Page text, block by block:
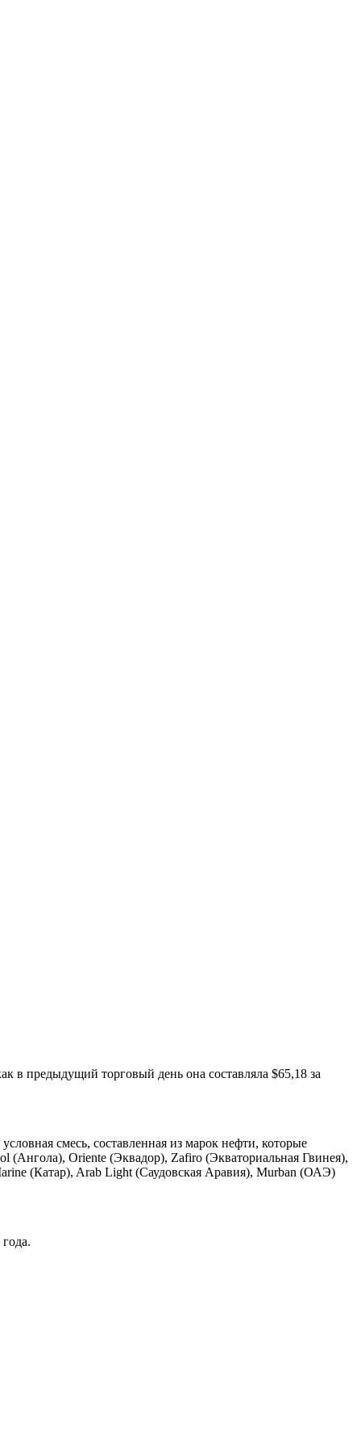
в предыдущий торговый день она составляла $65,18 за
смесь, составленная из марок нефти, которые
(Ангола), Oriente (Эквадор), Zafiro (Экваториальная Гвинея),
(Катар), Arab Light (Саудовская Аравия), Murban (ОАЭ)